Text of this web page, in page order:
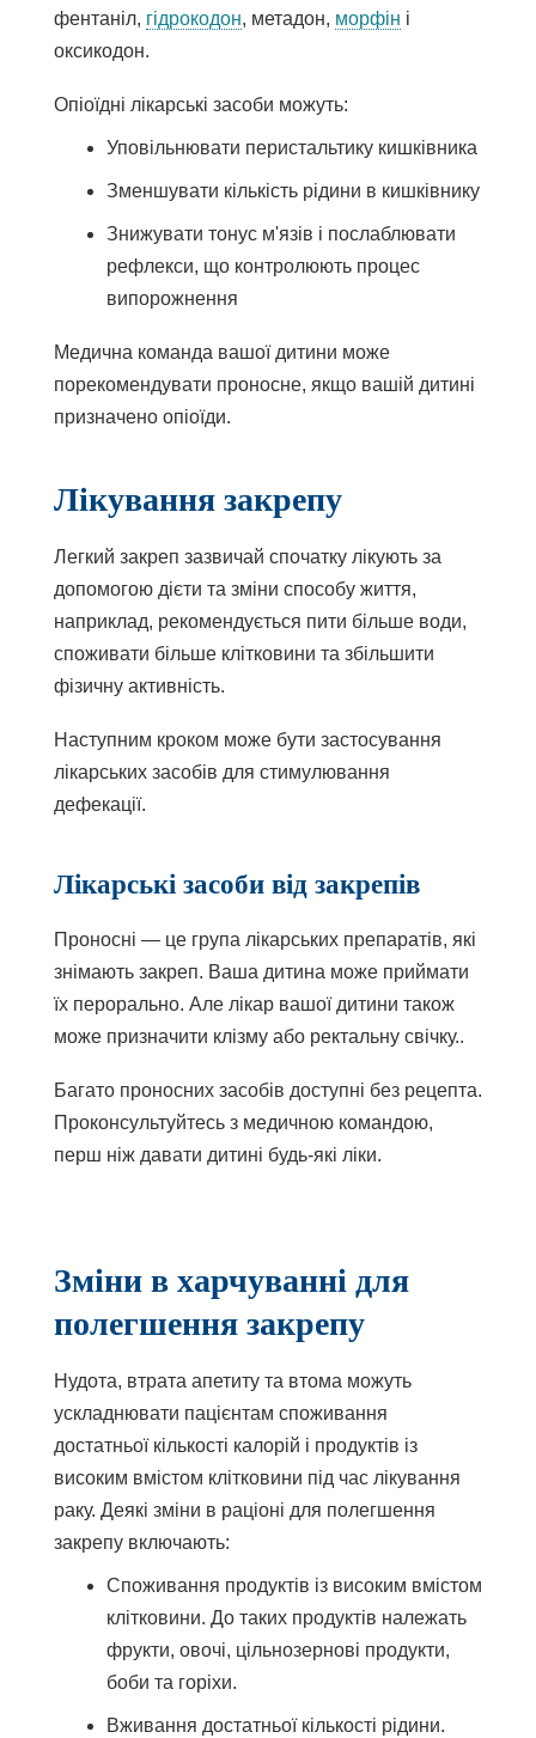
фентаніл, гідрокодон, метадон, морфін і
оксикодон.
Опіоїдні лікарські засоби можуть:
Уповільнювати перистальтику кишківника
Зменшувати кількість рідини в кишківнику
Знижувати тонус м'язів і послаблювати
рефлекси, що контролюють процес
випорожнення
Медична команда вашої дитини може
порекомендувати проносне, якщо вашій дитині
призначено опіоїди.
Лікування закрепу
Легкий закреп зазвичай спочатку лікують за
допомогою дієти та зміни способу життя,
наприклад, рекомендується пити більше води,
споживати більше клітковини та збільшити
фізичну активність.
Наступним кроком може бути застосування
лікарських засобів для стимулювання
дефекації.
Лікарські засоби від закрепів
Проносні — це група лікарських препаратів, які
знімають закреп. Ваша дитина може приймати
їх перорально. Але лікар вашої дитини також
може призначити клізмуабо ректальну свічку..
Багато проносних засобів доступні без рецепта.
Проконсультуйтесь з медичною командою,
перш ніж давати дитині будь-які ліки.
Зміни в харчуванні для
полегшення закрепу
Нудота, втрата апетиту та втома можуть
ускладнювати пацієнтам споживання
достатньої кількості калорій і продуктів із
високим вмістом клітковини під час лікування
раку. Деякі зміни в раціоні для полегшення
закрепу включають:
Споживання продуктів із високим вмістом
клітковини. До таких продуктів належать
фрукти, овочі, цільнозернові продукти,
боби та горіхи.
Вживання достатньої кількості рідини.